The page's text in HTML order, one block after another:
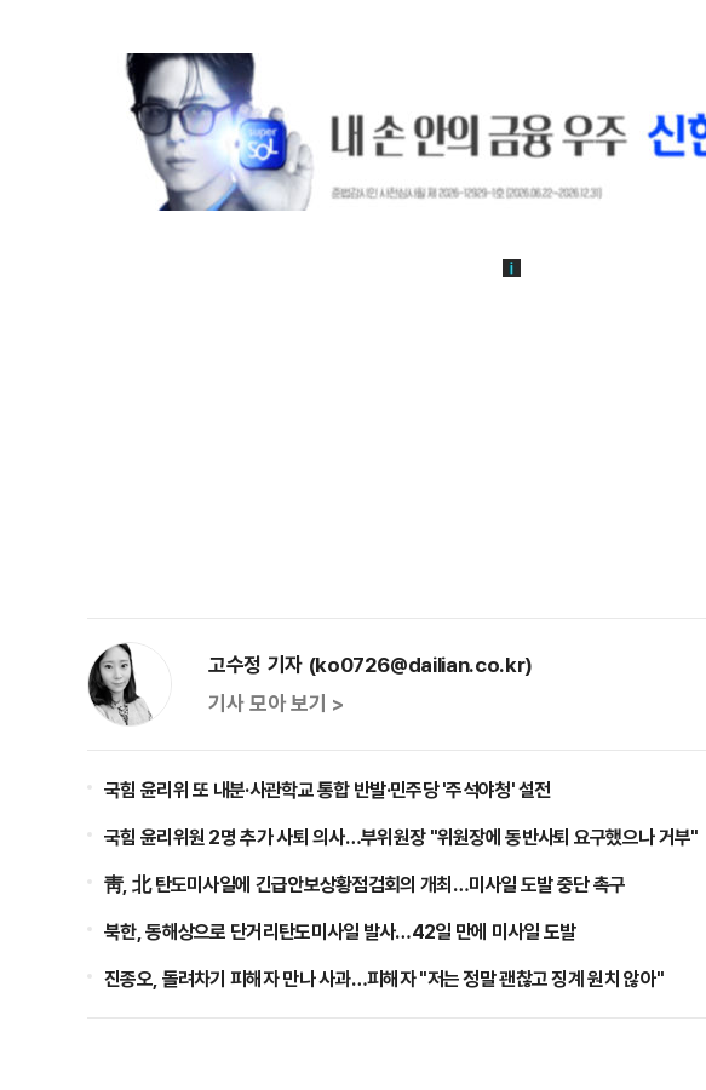
고수정 기자 (ko0726@dailian.co.kr)
기사 모아 보기 >
국힘 윤리위 또 내분·사관학교 통합 반발·민주당 '주석야청' 설전
국힘 윤리위원 2명 추가 사퇴 의사…부위원장 "위원장에 동반사퇴 요구했으나 거부"
靑, 北 탄도미사일에 긴급안보상황점검회의 개최…미사일 도발 중단 촉구
북한, 동해상으로 단거리탄도미사일 발사…42일 만에 미사일 도발
진종오, 돌려차기 피해자 만나 사과…피해자 "저는 정말 괜찮고 징계 원치 않아"